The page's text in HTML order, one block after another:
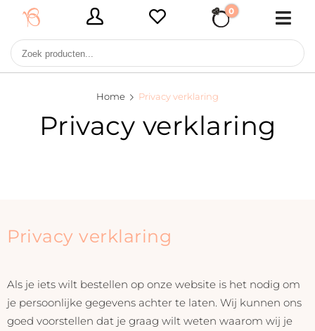
€ 0,00
0
Home Privacy verklaring
Privacy verklaring
Privacy verklaring
Als je iets wilt bestellen op onze website is het nodig om
je persoonlijke gegevens achter te laten. Wij kunnen ons
goed voorstellen dat je graag wilt weten waarom wij je